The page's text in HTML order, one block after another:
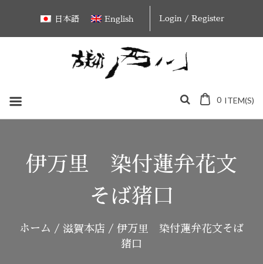
content
日本語 English Login / Register
0 ITEM(S)
伊万里 染付蓮弁花文
そば猪口
ホーム / 滋賀本店 / 伊万里 染付蓮弁花文そば
猪口